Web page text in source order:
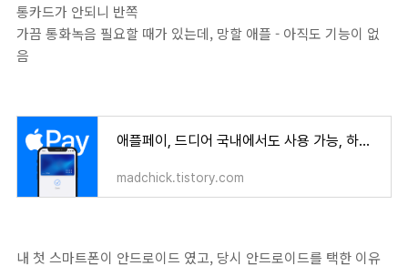
통카드가 안되니 반쪽
가끔 통화녹음 필요할 때가 있는데, 망할 애플 - 아직도 기능이 없
음
애플페이, 드디어 국내에서도 사용 가능, 하지만 교통카드 안되니 반쪽
madchick.tistory.com
내 첫 스마트폰이 안드로이드 였고, 당시 안드로이드를 택한 이유